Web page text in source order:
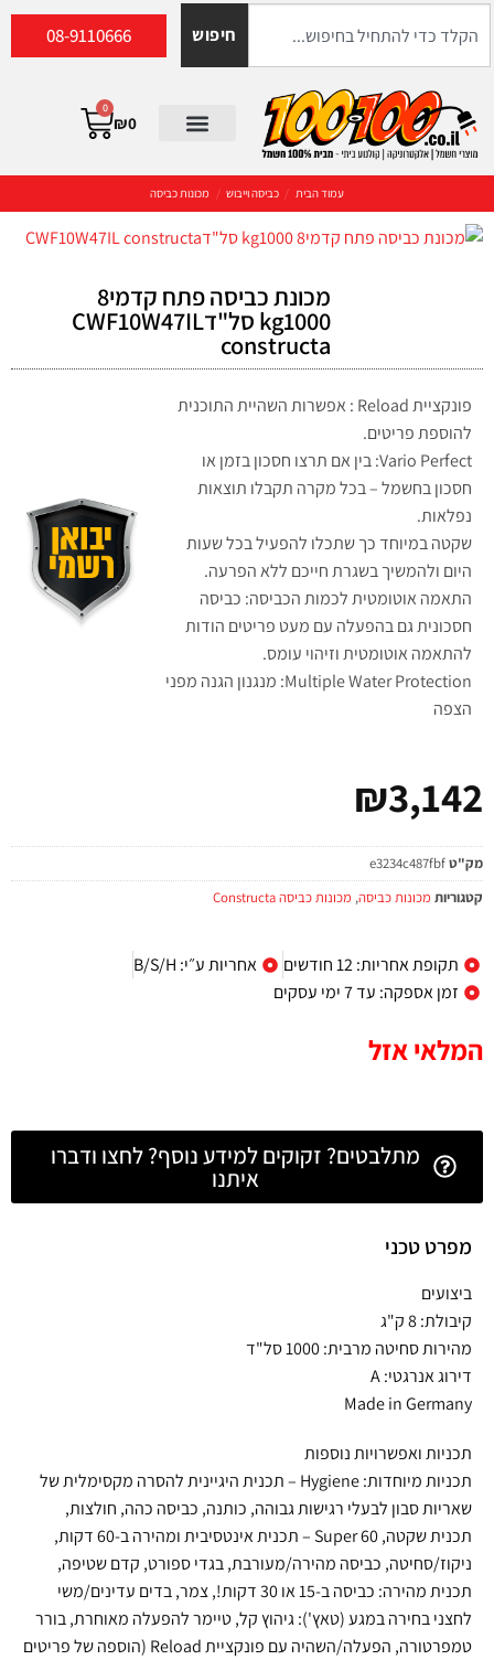
חיפוש 08-9110666
₪0
0
עמוד הבית / כביסה וייבוש / מכונות כביסה
מכונת כביסה פתח קדמי8
kg1000 סל"דCWF10W47IL
constructa
פונקציית Reload : אפשרות השהיית התוכנית
להוספת פריטים.
Vario Perfect: בין אם תרצו חסכון בזמן או
חסכון בחשמל – בכל מקרה תקבלו תוצאות
נפלאות.
שקטה במיוחד כך שתכלו להפעיל בכל שעות
היום ולהמשיך בשגרת חייכם ללא הפרעה.
התאמה אוטומטית לכמות הכביסה: כביסה
חסכונית גם בהפעלה עם מעט פריטים הודות
להתאמה אוטומטית וזיהוי עומס.
Multiple Water Protection: מנגנון הגנה מפני
הצפה
₪3,142
מק"טe3234c487fbf
קטגוריות מכונות כביסה, מכונות כביסה Constructa
תקופת אחריות: 12 חודשים
אחריות ע״י: B/S/H
זמן אספקה: עד 7 ימי עסקים
המלאי אזל
מתלבטים? זקוקים למידע נוסף? לחצו ודברו
איתנו
מפרט טכני
ביצועים
קיבולת: 8 ק"ג
מהירות סחיטה מרבית: 1000 סל"ד
דירוג אנרגטי: A
Made in Germany
תכניות ואפשרויות נוספות
תכניות מיוחדות: Hygiene – תכנית היגיינית להסרה מקסימלית של
שאריות סבון לבעלי רגישות גבוהה, כותנה, כביסה כהה, חולצות,
תכנית שקטה, Super 60 – תכנית אינטסיבית ומהירה ב-60 דקות,
ניקוז/סחיטה, כביסה מהירה/מעורבת, בגדי ספורט, קדם שטיפה,
תכנית מהירה: כביסה ב-15 או 30 דקות!, צמר, בדים עדינים/משי
לחצני בחירה במגע (טאץ'): גיהוץ קל, טיימר להפעלה מאוחרת, בורר
טמפרטורה, הפעלה/השהיה עם פונקציית Reload (הוספה של פריטים